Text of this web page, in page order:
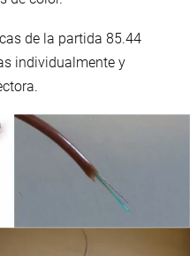
de la partida 85.44
individualmente y